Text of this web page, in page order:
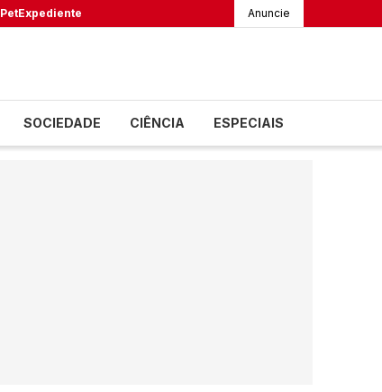
PetExpediente Anuncie
SOCIEDADE CIÊNCIA ESPECIAIS